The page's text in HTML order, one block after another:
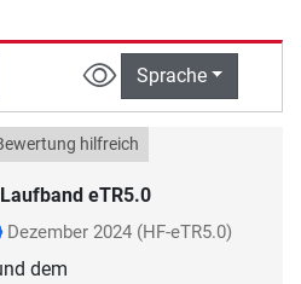
Sprache
eTR5.0
hilfreich
Dezember 2024 (HF-eTR5.0)
dem